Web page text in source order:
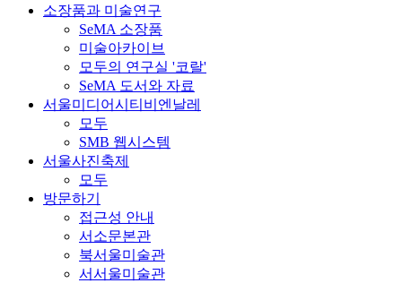
소장품과 미술연구
SeMA 소장품
미술아카이브
모두의 연구실 '코랄'
SeMA 도서와 자료
서울미디어시티비엔날레
모두
SMB 웹시스템
서울사진축제
모두
방문하기
접근성 안내
서소문본관
북서울미술관
서서울미술관